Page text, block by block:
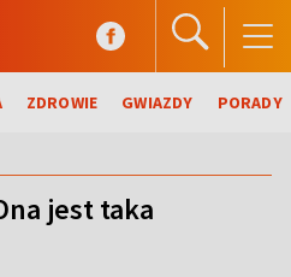
ZDROWIE GWIAZDY PORADY
jest taka